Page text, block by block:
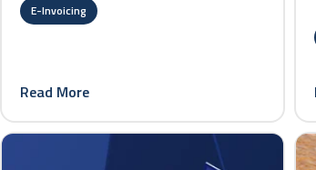
E-Invoicing
Read More
card link